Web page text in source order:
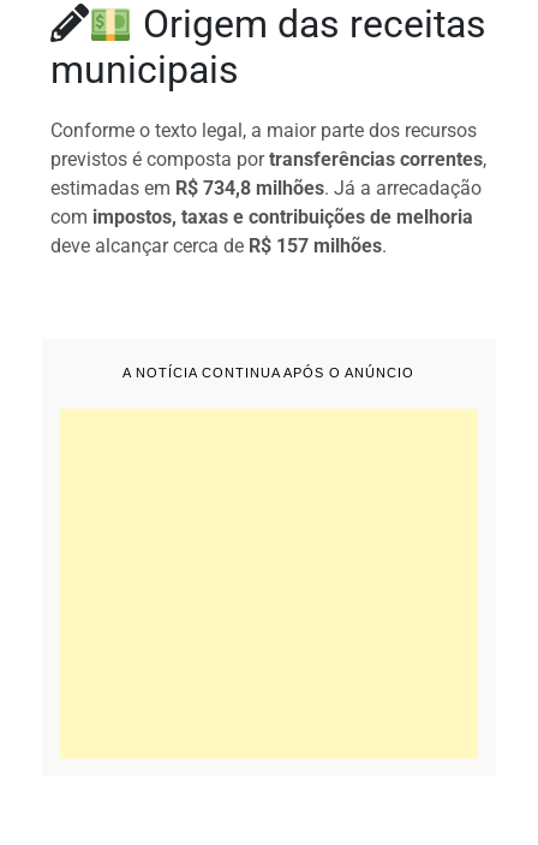
Origem das receitas
municipais
Conforme o texto legal, a maior parte dos recursos
previstos é composta portransferências correntes,
estimadas em R$ 734,8 milhões. Já a arrecadação
com impostos, taxas e contribuições de melhoria
deve alcançar cerca de R$ 157 milhões.
A NOTÍCIA CONTINUA APÓS O ANÚNCIO